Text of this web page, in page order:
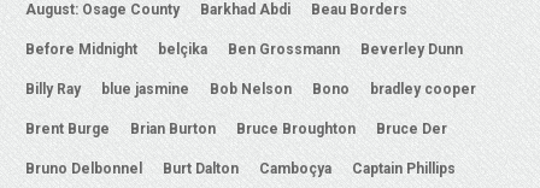
August: Osage County Barkhad Abdi Beau Borders
Before Midnight belçika Ben Grossmann Beverley Dunn
Billy Ray blue jasmine Bob Nelson Bono bradley cooper
Brent Burge Brian Burton Bruce Broughton Bruce Der
Bruno Delbonnel Burt Dalton Camboçya Captain Phillips